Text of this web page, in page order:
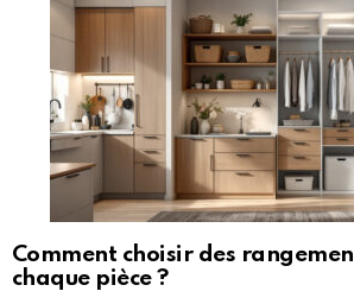
Comment choisir des
chaque pièce ?